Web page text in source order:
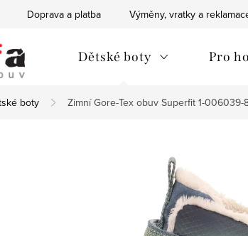
Doprava a platba Výměny, vratky a
Dětské boty Pro
boty Zimní Gore-Tex obuv Superfit 1-006039-